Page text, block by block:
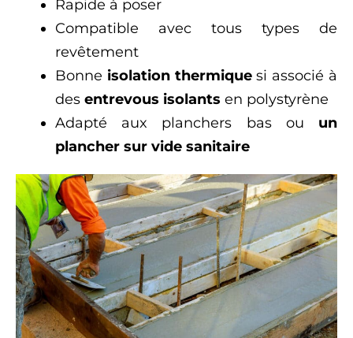
Rapide à poser
Compatible avec tous types de
revêtement
Bonne isolation thermiquesi associé à
des entrevous isolants en polystyrène
Adapté aux planchers bas ou un
plancher sur vide sanitaire